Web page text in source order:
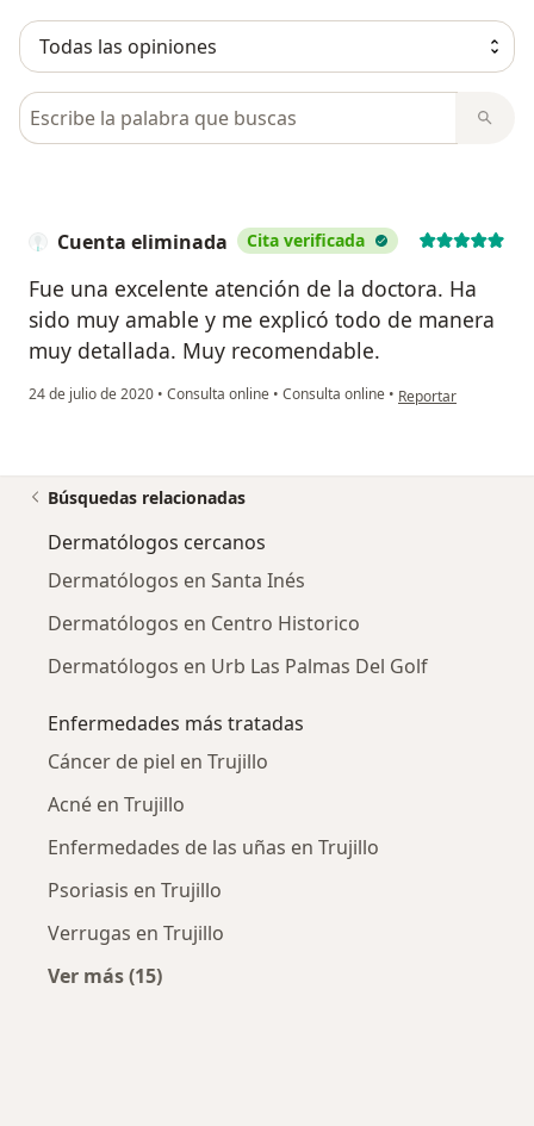
Busca en opiniones
Cuenta eliminada Cita verificada
Fue una excelente atención de la doctora. Ha
sido muy amable y me explicó todo de manera
muy detallada. Muy recomendable.
24 de julio de 2020 • Consulta online • Consulta online • en opinión del
Reportar
Búsquedas relacionadas
Dermatólogos cercanos
Dermatólogos en Santa Inés
Dermatólogos en Centro Historico
Dermatólogos en Urb Las Palmas Del Golf
Enfermedades más tratadas
Cáncer de piel en Trujillo
Acné en Trujillo
Enfermedades de las uñas en Trujillo
Psoriasis en Trujillo
Verrugas en Trujillo
Ver más (15)